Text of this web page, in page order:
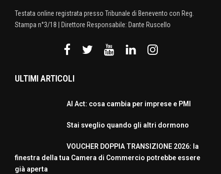
Testata online registrata presso Tribunale di Benevento con Reg.
Stampa n°3/18 | Direttore Responsabile: Dante Ruscello
ULTIMI ARTICOLI
AI Act: cosa cambia per imprese e PMI
Stai sveglio quando gli altri dormono
VOUCHER DOPPIA TRANSIZIONE 2026: la
finestra della tua Camera di Commercio potrebbe essere
già aperta